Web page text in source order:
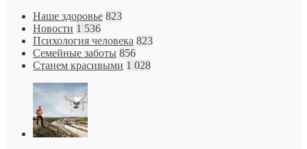
Наше здоровье 823
Новости 1 536
Психология человека 823
Семейные заботы 856
Станем красивыми 1 028